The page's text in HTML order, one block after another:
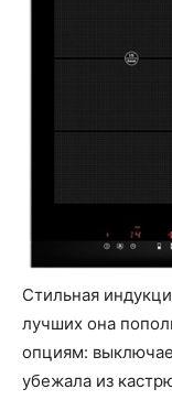
Стильная
лучших она
опциям:
убежала из